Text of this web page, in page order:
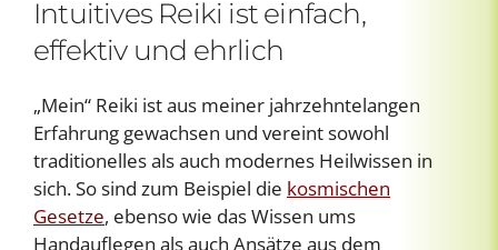
Intuitives Reiki ist einfach,
effektiv und ehrlich
„Mein“ Reiki ist aus meiner jahrzehntelangen
Erfahrung gewachsen und vereint sowohl
traditionelles als auch modernes Heilwissen in
sich. So sind zum Beispiel die kosmischen
Gesetze, ebenso wie das Wissen ums
Handauflegen als auch Ansätze aus dem